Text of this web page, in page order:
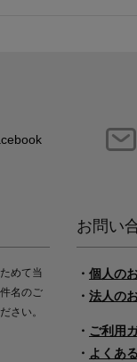
めて当
名のご
さい。
お問い
・ 個人の
・ 法人の
・ ご利用
・ よくあ